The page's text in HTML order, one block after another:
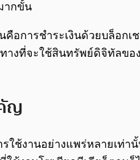
ากขั้น
อการชำระเงินด้วยบล็อก
างที่จะใช้สินทรัพย์ดิจิทัล
ญ
งานอย่างแพร่หลายเท่า